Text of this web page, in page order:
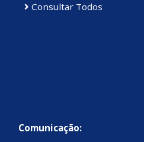
Consultar Todos
Comunicação: